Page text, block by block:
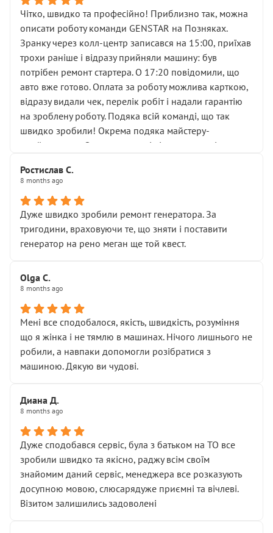
ущільнювачів.
Що прикро — це не перший мій візит. Раніше міняв у
вас стартер, і тоді сервіс наче справив хороше
враження. Але згодом знайшов декілька гайок під
лобовим склом. Мені пояснили, що це “старі гайки, які
відкручували”, і попросили не хвилюватися. ( надіюсь
новий власник, не застяг в полі))
Але після нинішнього візиту такі дрібниці вже не
здаються дрібницями.
Я — клієнт, який працює на довірі, і саме її цей сервіс
Хотілося б більше:
• належної уваги до авто
• прозорості в роботах і рахунках
• реальної діагностики, а не формального
“подивились і поїхав”
На жаль, складається враження, що сервіс працює не
Стосовно комунікації - все добре
Чітко, швидко та професійно! Приблизно так, можна
описати роботу команди GENSTAR на Позняках.
Зранку через колл-центр записався на 15:00, приїхав
трохи раніше і відразу прийняли машину: був
потрібен ремонт стартера. О 17:20 повідомили, що
авто вже готово. Оплата за роботу можлива карткою,
відразу видали чек, перелік робіт і надали гарантію
на зроблену роботу. Подяка всій команді, що так
швидко зробили! Окрема подяка майстеру-
приймальнику Олександру: всі чітко та по суті.
звертатися до цього автосервісу.
Ростислав С.
8 months ago
Дуже швидко зробили ремонт генератора. За
тригодини, враховуючи те, що зняти і поставити
генератор на рено меган ще той квест.
Olga С.
8 months ago
Мені все сподобалося, якість, швидкість, розуміння
що я жінка і не тямлю в машинах. Нічого лишнього не
робили, а навпаки допомогли розібратися з
машиною. Дякую ви чудові.
Диана Д.
8 months ago
Дуже сподобався сервіс, була з батьком на ТО все
зробили швидко та якісно, раджу всім своїм
знайомим даний сервіс, менеджера все розказують
досупною мовою, слюсарядуже приємні та вічлеві.
Візитом залишились задоволені